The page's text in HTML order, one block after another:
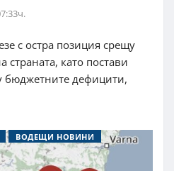
с остра позиция срещу
страната, като постави
бюджетните дефицити,
ВОДЕЩИ НОВИНИ